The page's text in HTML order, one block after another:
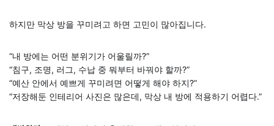
하지만 막상 방을 꾸미려고 하면 고민이 많아집니다.
“내 방에는 어떤 분위기가 어울릴까?”
“침구, 조명, 러그, 수납 중 뭐부터 바꿔야 할까?”
“예산 안에서 예쁘게 꾸미려면 어떻게 해야 하지?”
“저장해둔 인테리어 사진은 많은데, 막상 내 방에 적용하기 어렵다.”